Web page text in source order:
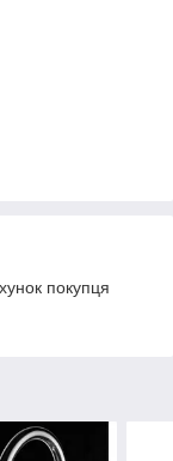
покупця